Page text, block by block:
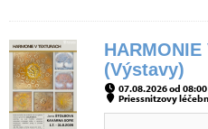
HARMONIE
(Výstavy)
07.08.2026 od
Priessnitzovy